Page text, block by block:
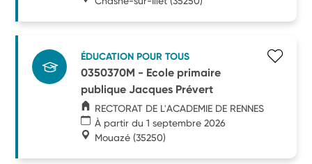
ÉDUCATION POUR TOUS
0350370M - Ecole primaire
publique Jacques Prévert
RECTORAT DE L'ACADEMIE DE RENNES
À partir du 1 septembre 2026
Mouazé (35250)